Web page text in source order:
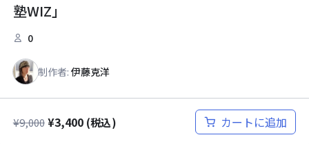
塾WIZ」
0
制作者: 伊藤克洋
¥9,000 ¥3,400 (税込) カートに追加